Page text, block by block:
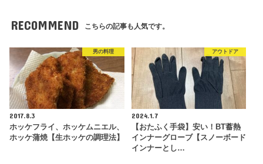
RECOMMEND こちらの記事も人気です。
男の料理
2017.8.3
ホッケフライ、ホッケムニエル、
ホッケ蒲焼【生ホッケの調理法】
アウトドア
2024.1.7
【おたふく手袋】安い！BT蓄熱
インナーグローブ【スノーボード
インナーとし…